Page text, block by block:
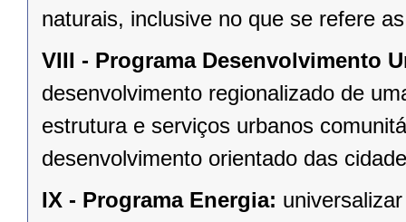
naturais, inclusive no que se refere
VIII - Programa Desenvolvimento
desenvolvimento regionalizado de
estrutura e serviços urbanos
desenvolvimento orientado das
IX - Programa Energia: